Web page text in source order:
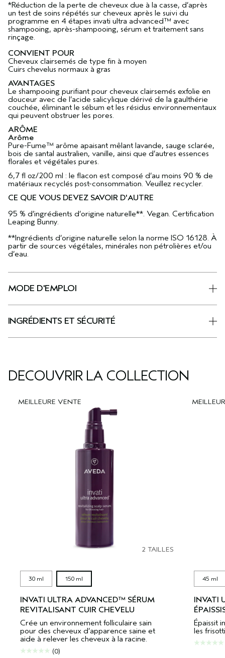
*Réduction de la perte de cheveux due à la casse, d’après
un test de soins répétés sur cheveux après le suivi du
programme en 4 étapes invati ultra advanced™ avec
shampooing, après-shampooing, sérum et traitement sans
rinçage.
CONVIENT POUR
Cheveux clairsemés de type fin à moyen
Cuirs chevelus normaux à gras
AVANTAGES
Le shampooing purifiant pour cheveux clairsemés exfolie en
douceur avec de l’acide salicylique dérivé de la gaulthérie
couchée, éliminant le sébum et les résidus environnementaux
qui peuvent obstruer les pores.
ARÔME
Arôme
Pure-Fume™ arôme apaisant mêlant lavande, sauge sclarée,
bois de santal australien, vanille, ainsi que d’autres essences
florales et végétales pures.
6,7 fl oz/200 ml : le flacon est composé d’au moins 90 % de
matériaux recyclés post-consommation. Veuillez recycler.
CE QUE VOUS DEVEZ SAVOIR D'AUTRE
95 % d’ingrédients d’origine naturelle**. Vegan. Certification
Leaping Bunny.
**Ingrédients d’origine naturelle selon la norme ISO 16128. À
partir de sources végétales, minérales non pétrolières et/ou
d’eau.
MODE D'EMPLOI
INGRÉDIENTS ET SÉCURITÉ
DÉCOUVRIR LA COLLECTION
MEILLEURE VENTE
2 TAILLES
30 ml 150 ml
INVATI ULTRA ADVANCED™ SÉRUM
REVITALISANT CUIR CHEVELU
Crée un environnement folliculaire sain
pour des cheveux d’apparence saine et
aide à relever les cheveux à la racine.
(0)
45 ml
INVATI
Épaissit
les